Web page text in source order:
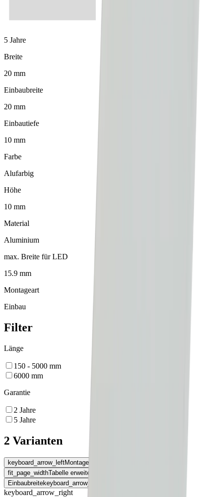
5 Jahre
Breite
20 mm
Einbaubreite
20 mm
Einbautiefe
10 mm
Farbe
Alufarbig
Höhe
10 mm
Material
Aluminium
max. Breite für LED
15.9 mm
Montageart
Einbau
Filter
Länge
150 - 5000 mm
6000 mm
Garantie
2 Jahre
5 Jahre
2 Varianten
keyboard_arrow_leftMontageart
fit_page_widthTabelle erweitern
Einbaubreitekeyboard_arrow_right
keyboard_arrow_right